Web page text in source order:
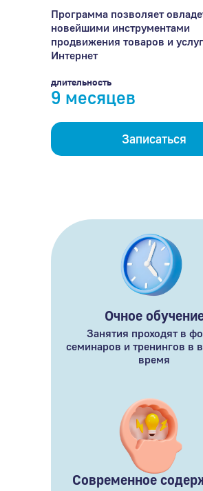
Программа позволяет
новейшими инструментами
продвижения товаров и
Интернет
длительность
9 месяцев
Записаться
Современное
Очное
Занятия проходят в
семинаров и тренингов в
время